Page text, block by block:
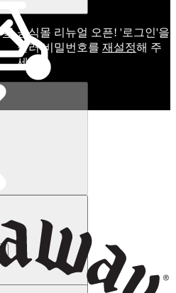
확 공식몰 리뉴얼 오픈! '로그인'을
눌러 비밀번호를 재설정해 주
세요.